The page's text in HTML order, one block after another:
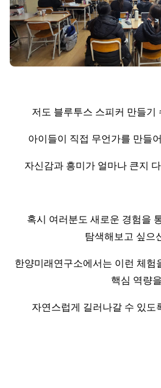
저도 블루투스 스피커 만들기
아이들이 직접 무언가를 만들
자신감과 흥미가 얼마나 큰지
혹시 여러분도 새로운 경험을
탐색해보고 싶으
한양미래연구소에서는 이런 체험
핵심 역량을
자연스럽게 길러나갈 수 있도